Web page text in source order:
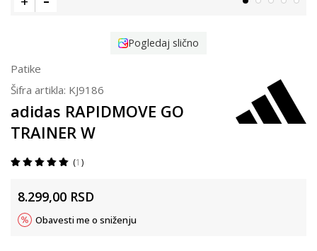
Pogledaj slično
Patike
Šifra artikla: KJ9186
adidas RAPIDMOVE GO
TRAINER W
1
8.299,00 RSD
Obavesti me o sniženju